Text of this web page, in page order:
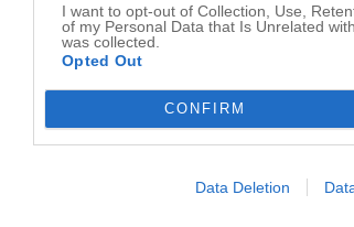
I want to opt-out of Collection, Use,
of my Personal Data that Is Unrelated
was collected.
Opted Out
CONFIRM
Data Deletion